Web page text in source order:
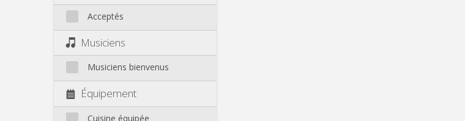
Acceptés
Musiciens
Musiciens bienvenus
Équipement
Cuisine équipée